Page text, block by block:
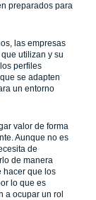
preparados para
las empresas
utilizan y su
perfiles
se adapten
un entorno
valor de forma
Aunque no es
de
de manera
hacer que los
lo que es
a ocupar un rol